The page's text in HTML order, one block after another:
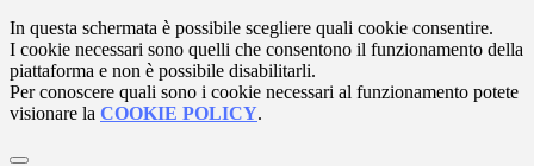
In questa schermata è possibile scegliere quali cookie consentire.
I cookie necessari sono quelli che consentono il funzionamento della
piattaforma e non è possibile disabilitarli.
Per conoscere quali sono i cookie necessari al funzionamento potete
visionare la COOKIE POLICY.